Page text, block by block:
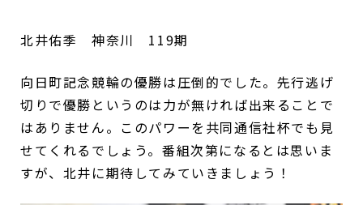
北井佑季 神奈川 119期
向日町記念競輪の優勝は圧倒的でした。先行逃げ
切りで優勝というのは力が無ければ出来ることで
はありません。このパワーを共同通信社杯でも見
せてくれるでしょう。番組次第になるとは思いま
すが、北井に期待してみていきましょう！